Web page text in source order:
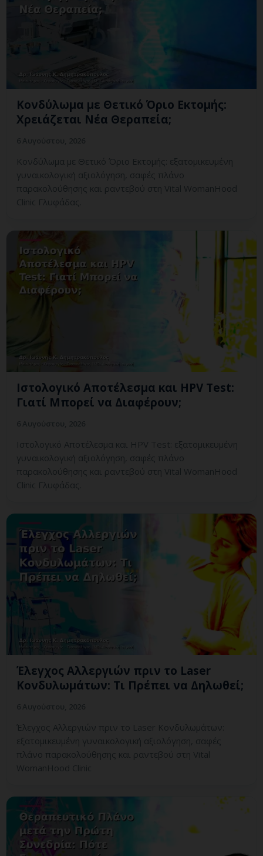
Κονδύλωμα με Θετικό Όριο Εκτομής:
Χρειάζεται Νέα Θεραπεία;
Κονδύλωμα με Θετικό Όριο Εκτομής: εξατομικευμένη
γυναικολογική αξιολόγηση, σαφές πλάνο
παρακολούθησης και ραντεβού στη Vital WomanHood
Clinic Γλυφάδας.
Ιστολογικό Αποτέλεσμα και HPV Test:
Γιατί Μπορεί να Διαφέρουν;
Ιστολογικό Αποτέλεσμα και HPV Test: εξατομικευμένη
γυναικολογική αξιολόγηση, σαφές πλάνο
παρακολούθησης και ραντεβού στη Vital WomanHood
Clinic Γλυφάδας.
Έλεγχος Αλλεργιών πριν το Laser
Κονδυλωμάτων: Τι Πρέπει να Δηλωθεί;
Έλεγχος Αλλεργιών πριν το Laser Κονδυλωμάτων:
εξατομικευμένη γυναικολογική αξιολόγηση, σαφές
πλάνο παρακολούθησης και ραντεβού στη Vital
WomanHood Clinic